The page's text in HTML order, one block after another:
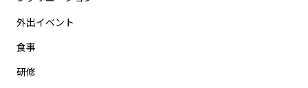
外出イベント
食事
研修